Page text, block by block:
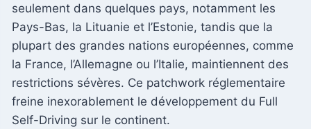
seulement dans quelques pays, notamment les
Pays-Bas, la Lituanie et l’Estonie, tandis que la
plupart des grandes nations européennes, comme
la France, l’Allemagne ou l’Italie, maintiennent des
restrictions sévères. Ce patchwork réglementaire
freine inexorablement le développement du Full
Self-Driving sur le continent.